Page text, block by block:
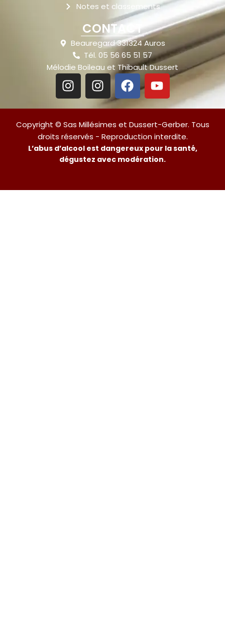
Notes et classements
CONTACT
Beauregard 331324 Auros
Tél. 05 56 65 51 57
Mélodie Boileau et Thibault Dussert
Copyright © Sas Millésimes et Dussert-Gerber. Tous
droits réservés - Reproduction interdite.
L’abus d’alcool est dangereux pour la santé,
dégustez avec modération.